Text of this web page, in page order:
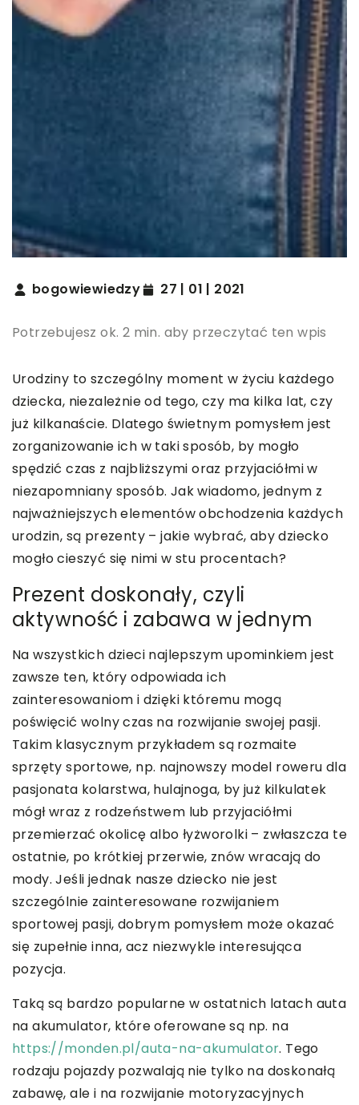
bogowiewiedzy 27 | 01 | 2021
Potrzebujesz ok. 2 min. aby przeczytać ten wpis
Urodziny to szczególny moment w życiu każdego
dziecka, niezależnie od tego, czy ma kilka lat, czy
już kilkanaście. Dlatego świetnym pomysłem jest
zorganizowanie ich w taki sposób, by mogło
spędzić czas z najbliższymi oraz przyjaciółmi w
niezapomniany sposób. Jak wiadomo, jednym z
najważniejszych elementów obchodzenia każdych
urodzin, są prezenty – jakie wybrać, aby dziecko
mogło cieszyć się nimi w stu procentach?
Prezent doskonały, czyli
aktywność i zabawa w jednym
Na wszystkich dzieci najlepszym upominkiem jest
zawsze ten, który odpowiada ich
zainteresowaniom i dzięki któremu mogą
poświęcić wolny czas na rozwijanie swojej pasji.
Takim klasycznym przykładem są rozmaite
sprzęty sportowe, np. najnowszy model roweru dla
pasjonata kolarstwa, hulajnoga, by już kilkulatek
mógł wraz z rodzeństwem lub przyjaciółmi
przemierzać okolicę albo łyżworolki – zwłaszcza te
ostatnie, po krótkiej przerwie, znów wracają do
mody. Jeśli jednak nasze dziecko nie jest
szczególnie zainteresowane rozwijaniem
sportowej pasji, dobrym pomysłem może okazać
się zupełnie inna, acz niezwykle interesująca
pozycja.
Taką są bardzo popularne w ostatnich latach auta
na akumulator, które oferowane są np. na
https://monden.pl/auta-na-akumulator. Tego
rodzaju pojazdy pozwalają nie tylko na doskonałą
zabawę, ale i na rozwijanie motoryzacyjnych